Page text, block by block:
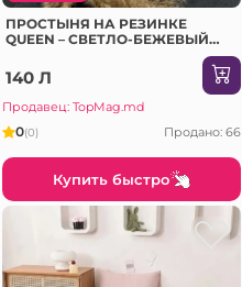
ПРОСТЫНЯ НА РЕЗИНКЕ
QUEEN – СВЕТЛО-БЕЖЕВЫЙ
140 Л
Продавец: TopMag.md
0(0) Продано: 66
Купить быстро